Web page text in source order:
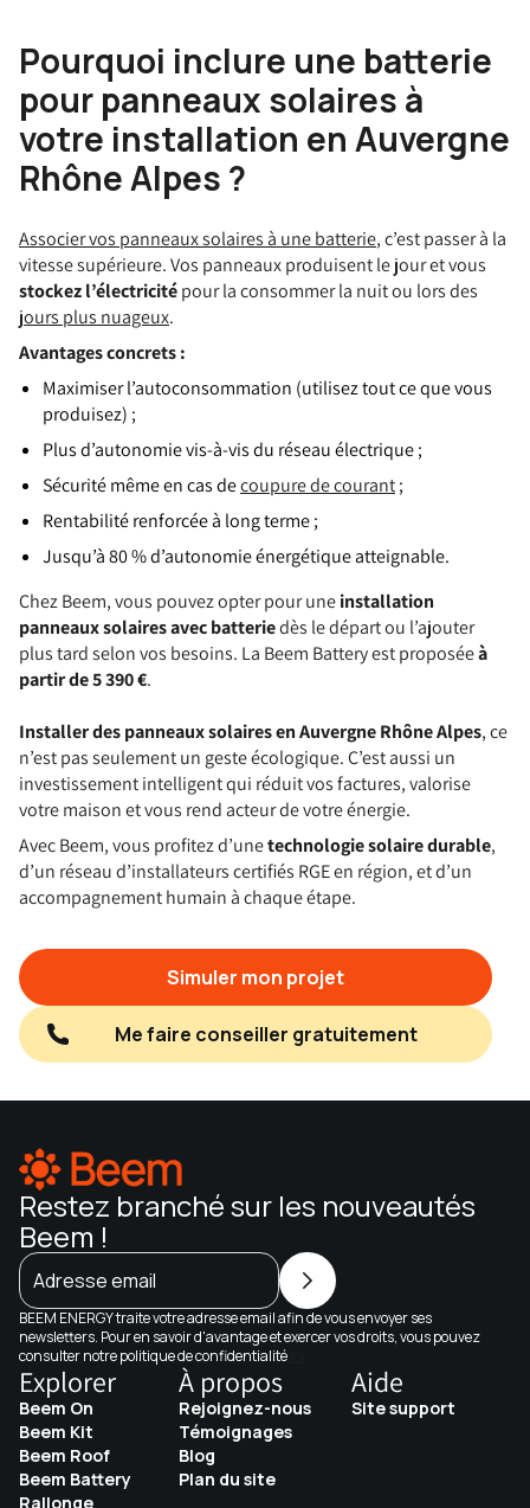
Pourquoi inclure une batterie
pour panneaux solaires à
votre installation en Auvergne
Rhône Alpes ?
Associer vos panneaux solaires à une batterie, c’est passer à la
vitesse supérieure. Vos panneaux produisent le jour et vous
stockez l’électricitépour la consommer la nuit ou lors des
jours plus nuageux.
Avantages concrets :
Maximiser l’autoconsommation (utilisez tout ce que vous
produisez) ;
Plus d’autonomie vis-à-vis du réseau électrique ;
Sécurité même en cas decoupure de courant;
Rentabilité renforcée à long terme ;
Jusqu’à 80 % d’autonomie énergétique atteignable.
Chez Beem, vous pouvez opter pour uneinstallation
panneaux solaires avec batteriedès le départ ou l’ajouter
plus tard selon vos besoins. La Beem Battery est proposéeà
partir de 5 390 €.
Installer des panneaux solaires en Auvergne Rhône Alpes, ce
n’est pas seulement un geste écologique. C’est aussi un
investissement intelligent qui réduit vos factures, valorise
votre maison et vous rend acteur de votre énergie.
Avec Beem, vous profitez d’unetechnologie solaire durable,
d’un réseau d’installateurs certifiés RGE en région, et d’un
accompagnement humain à chaque étape.
Simuler mon projet
Me faire conseiller gratuitement
Restez branché sur les nouveautés
Beem !
Adresse email
BEEM ENERGY traite votre adresse email afin de vous envoyer ses
newsletters. Pour en savoir d'avantage et exercer vos droits, vous pouvez
consulter notre politique de confidentialité
Explorer
Beem On
Beem Kit
Beem Roof
Beem Battery
Rallonge
À propos
Rejoignez-nous
Témoignages
Blog
Plan du site
Aide
Site support